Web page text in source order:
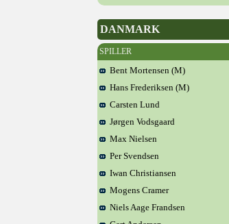
DANMARK
SPILLER
Bent Mortensen (M)
Hans Frederiksen (M)
Carsten Lund
Jørgen Vodsgaard
Max Nielsen
Per Svendsen
Iwan Christiansen
Mogens Cramer
Niels Aage Frandsen